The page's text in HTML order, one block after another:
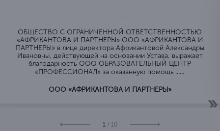
ОБЩЕСТВО C ОГРАНИЧЕННОЙ ОТВЕТСТВЕННОСТЬЮ
«АФРИКАНТОВА И ПАРТНЕРЫ» ООО «АФРИКАНТОВА И
ПАРТНЕРЫ» в лице директора Африкантовой Александры
Ивановны, действующей на основании Устава, выражает
благодарность ООО ОБРАЗОВАТЕЛЬНЫЙ ЦЕНТР
«ПРОФЕССИОНАЛ» за оказанную помощь ...
ООО «АФРИКАНТОВА И ПАРТНЕРЫ»
1 / 10